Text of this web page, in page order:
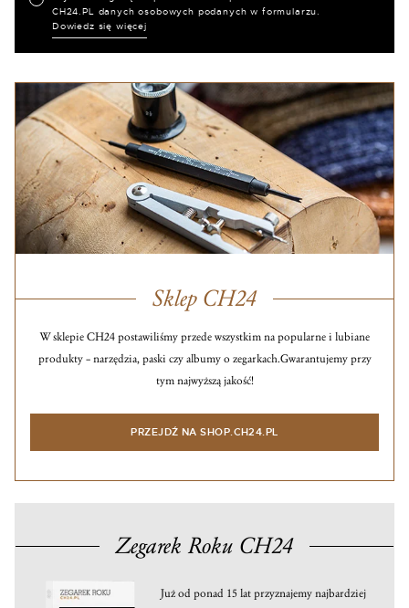
CH24.PL danych osobowych podanych w formularzu.
Dowiedz się więcej
Sklep CH24
W sklepie CH24 postawiliśmy przede wszystkim na popularne i lubiane
produkty – narzędzia, paski czy albumy o zegarkach.Gwarantujemy przy
tym najwyższą jakość!
PRZEJDŹ NA SHOP.CH24.PL
Zegarek Roku CH24
Już od ponad 15 lat przyznajemy najbardziej